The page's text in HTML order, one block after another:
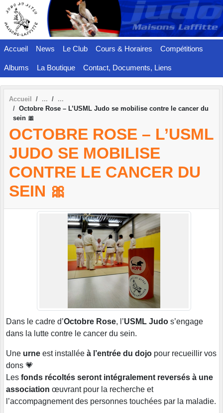
Accueil News Le Club Cours & Horaires Compétitions
Albums La Boutique Contact, Documents, Liens
Accueil
Octobre Rose – L’USML Judo se mobilise contre le cancer du
sein 🎀
OCTOBRE ROSE – L’USML
JUDO SE MOBILISE
CONTRE LE CANCER DU
SEIN 🎀
Dans le cadre d’Octobre Rose, l’USML Judo s’engage
dans la lutte contre le cancer du sein.
Une urne est installée à l’entrée du dojo pour recueillir vos
dons 💗
Les fonds récoltés seront intégralement reversés à une
association œuvrant pour la recherche et
l’accompagnement des personnes touchées par la maladie.
Panneau de gestion des cookies